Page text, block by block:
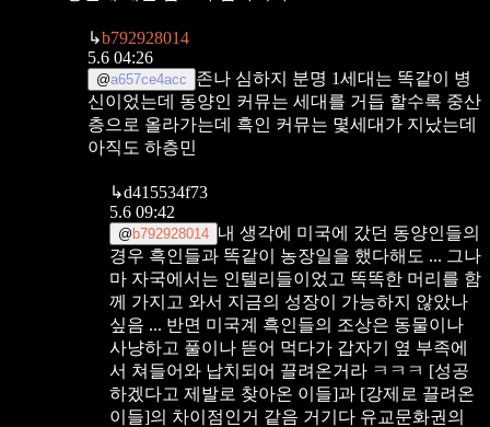
↳b792928014
5.6 04:26
@a657ce4acc
존나 심하지 분명 1세대는 똑같이 병
신이었는데 동양인 커뮤는 세대를 거듭 할수록 중산
층으로 올라가는데 흑인 커뮤는 몇세대가 지났는데
아직도 하층민
↳d415534f73
5.6 09:42
@ b792928014 내 생각에 미국에 갔던 동양인들의
경우 흑인들과 똑같이 농장일을 했다해도 ... 그나
마 자국에서는 인텔리들이었고 똑똑한 머리를 함
께 가지고 와서 지금의 성장이 가능하지 않았나
싶음 ... 반면 미국계 흑인들의 조상은 동물이나
사냥하고 풀이나 뜯어 먹다가 갑자기 옆 부족에
서 쳐들어와 납치되어 끌려온거라 ㅋㅋㅋ [성공
하겠다고 제발로 찾아온 이들]과 [강제로 끌려온
이들]의 차이점인거 같음 거기다 유교문화권의